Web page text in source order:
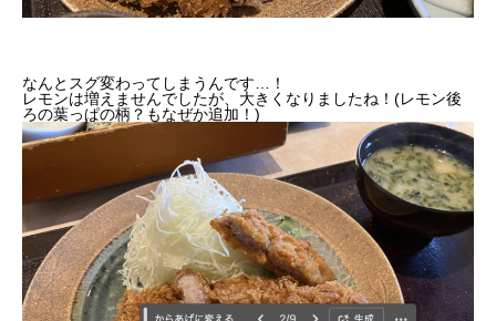
なんとスグ変わってしまうんです… ！
レモンは増えませんでしたが、大きくなりましたね！(レモン後
ろの葉っぱの柄？もなぜか追加！)